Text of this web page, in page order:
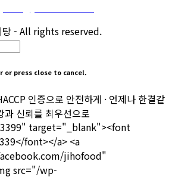
- All rights reserved.
or press close to cancel.
인증으로 안전하게 · 언제나 한결같
과 신뢰를 최우선으로